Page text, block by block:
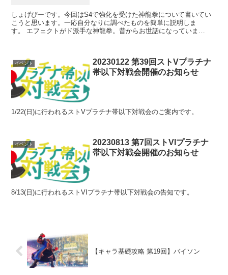
しょげぴーです。今回はS4で強化を受けた神龍拳について書いてい
こうと思います。一応自分なりに調べたものを簡単に説明しま
す。 エフェクトがド派手な神龍拳。昔からお世話になっていま
イベント
20230122 第39回ストVプラチナ
帯以下対戦会開催のお知らせ
1/22(日)に行われるストVプラチナ帯以下対戦会のご案内です。
イベント
20230813 第7回ストVIプラチナ
帯以下対戦会開催のお知らせ
8/13(日)に行われるストVIプラチナ帯以下対戦会の告知です。
【キャラ基礎攻略 第19回】バイソン